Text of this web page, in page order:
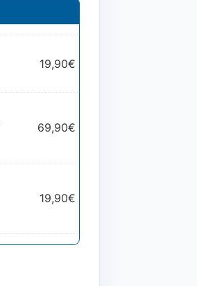
19,90€
69,90€
19,90€